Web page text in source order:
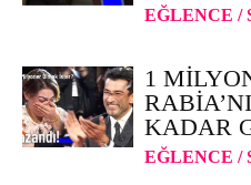
EĞLENCE /
1
KADAR
EĞLENCE /